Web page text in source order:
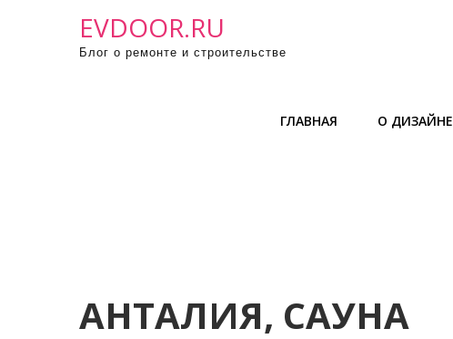
EVDOOR.RU
Блог о ремонте и строительстве
ГЛАВНАЯ О ДИЗАЙНЕ
АНТАЛИЯ, САУНА